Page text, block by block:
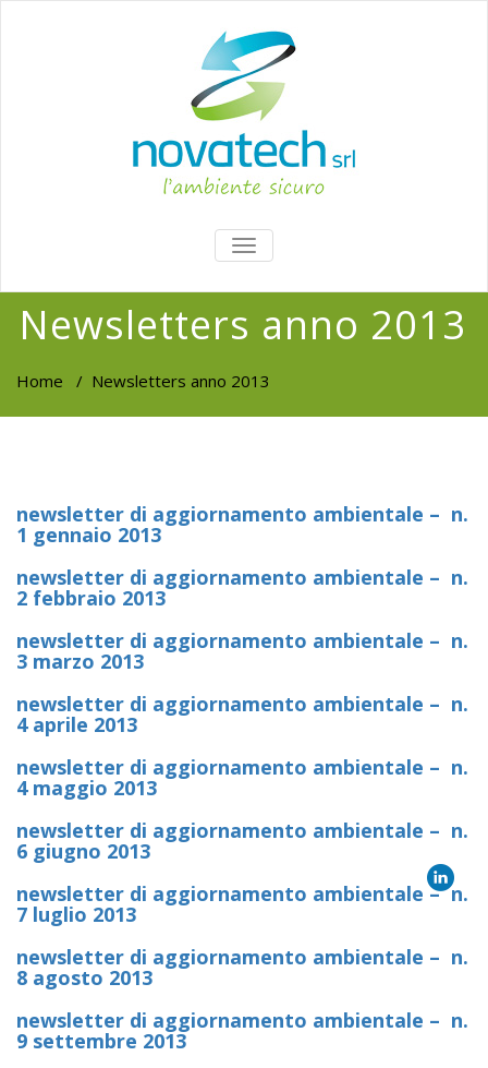
TOGGLE
NAVIGATION
Newsletters anno 2013
Home / Newsletters anno 2013
newsletter di aggiornamento ambientale – n.
1 gennaio 2013
newsletter di aggiornamento ambientale – n.
2 febbraio 2013
newsletter di aggiornamento ambientale – n.
3 marzo 2013
newsletter di aggiornamento ambientale – n.
4 aprile 2013
newsletter di aggiornamento ambientale – n.
4 maggio 2013
newsletter di aggiornamento ambientale – n.
6 giugno 2013
newsletter di aggiornamento ambientale – n.
7 luglio 2013
newsletter di aggiornamento ambientale – n.
8 agosto 2013
newsletter di aggiornamento ambientale – n.
9 settembre 2013